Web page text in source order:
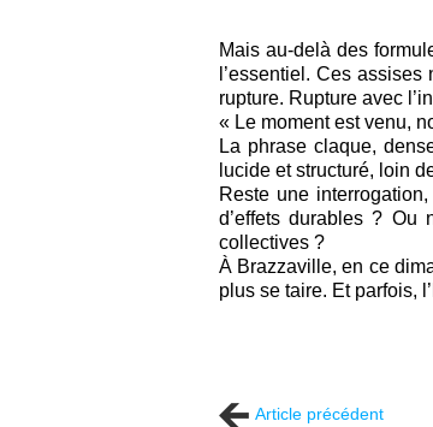
Mais au-delà des
l’essentiel. Ces
rupture. Rupture avec
« Le moment est venu,
La phrase claque,
lucide et structuré, loin
Reste une
d’effets durables ? Ou
collectives ?
À Brazzaville, en ce
plus se taire. Et parfois,
Article précédent